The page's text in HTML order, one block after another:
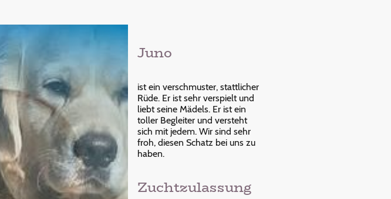
Juno
ist ein verschmuster, stattlicher
Rüde. Er ist sehr verspielt und
liebt seine Mädels. Er ist ein
toller Begleiter und versteht
sich mit jedem. Wir sind sehr
froh, diesen Schatz bei uns zu
haben.
Zuchtzulassung